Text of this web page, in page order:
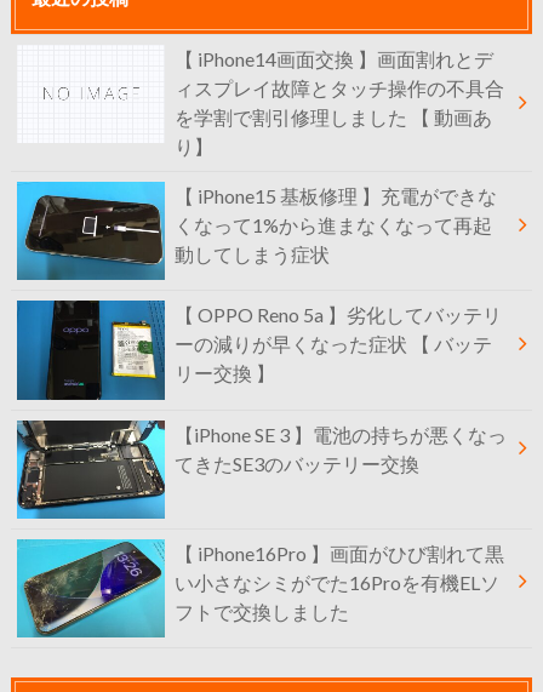
【 iPhone14画面交換 】画面割れとデ
ィスプレイ故障とタッチ操作の不具合
を学割で割引修理しました 【 動画あ
り】
【 iPhone15 基板修理 】充電ができな
くなって1%から進まなくなって再起
動してしまう症状
【 OPPO Reno 5a 】劣化してバッテリ
ーの減りが早くなった症状 【 バッテ
リー交換 】
【iPhone SE 3 】電池の持ちが悪くなっ
てきたSE3のバッテリー交換
【 iPhone16Pro 】画面がひび割れて黒
い小さなシミがでた16Proを有機ELソ
フトで交換しました